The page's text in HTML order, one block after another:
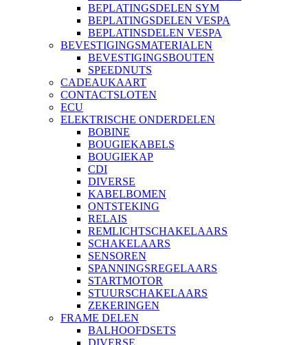
BEPLATINGSDELEN SYM
BEPLATINGSDELEN VESPA
BEPLATINSDELEN VESPA
BEVESTIGINGSMATERIALEN
BEVESTIGINGSBOUTEN
SPEEDNUTS
CADEAUKAART
CONTACTSLOTEN
ECU
ELEKTRISCHE ONDERDELEN
BOBINE
BOUGIEKABELS
BOUGIEKAP
CDI
DIVERSE
KABELBOMEN
ONTSTEKING
RELAIS
REMLICHTSCHAKELAARS
SCHAKELAARS
SENSOREN
SPANNINGSREGELAARS
STARTMOTOR
STUURSCHAKELAARS
ZEKERINGEN
FRAME DELEN
BALHOOFDSETS